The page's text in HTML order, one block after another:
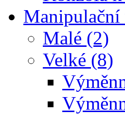
Malé (2)
Velké (8)